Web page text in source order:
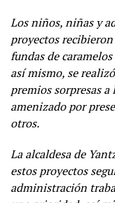
Los niños, niñas y
proyectos
fundas de
asímismo, se
premios sorpresas
amenizado por
otros.
La alcaldesa de
estos proyectos
administración